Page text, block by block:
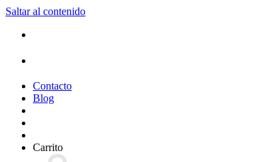
Saltar al contenido
Contacto
Blog
Carrito